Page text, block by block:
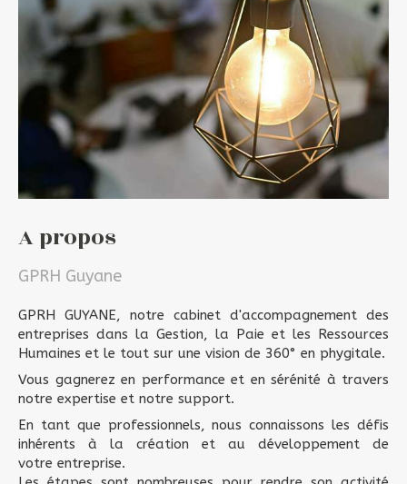
A propos
GPRH Guyane
GPRH GUYANE, notre cabinet d'accompagnement des
entreprises dans la Gestion, la Paie et les Ressources
Humaines et le tout sur une vision de 360° en phygitale.
Vous gagnerez en performance et en sérénité à travers
notre expertise et notre support.
En tant que professionnels, nous connaissons les défis
inhérents à la création et au développement de
votre entreprise.